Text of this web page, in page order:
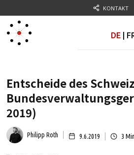
KONTAKT
DE
Entscheide des
2019)
Philipp Roth 9.6.2019 3